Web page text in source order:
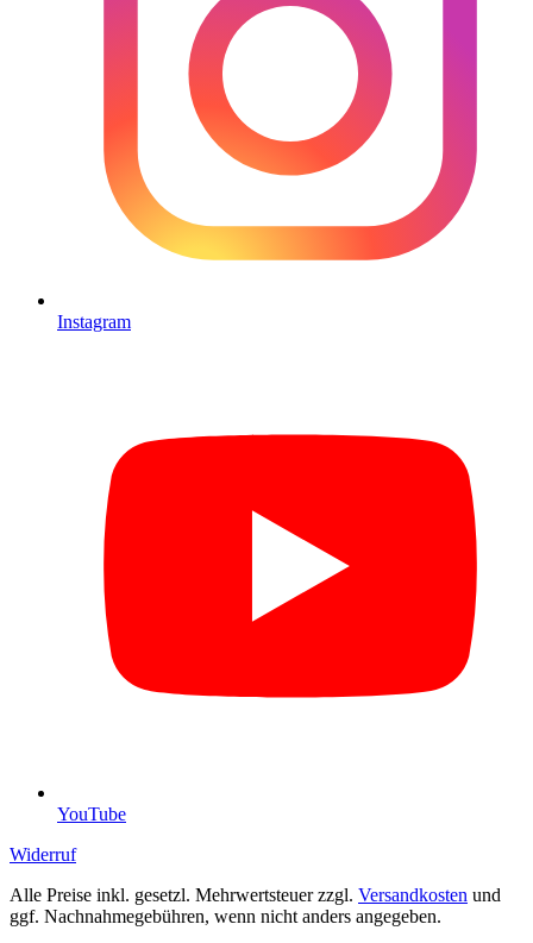
Instagram
YouTube
Widerruf
Alle Preise inkl. gesetzl. Mehrwertsteuer zzgl. Versandkosten und
ggf. Nachnahmegebühren, wenn nicht anders angegeben.